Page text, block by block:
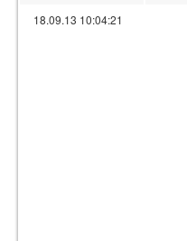
18.09.13 10:04:21